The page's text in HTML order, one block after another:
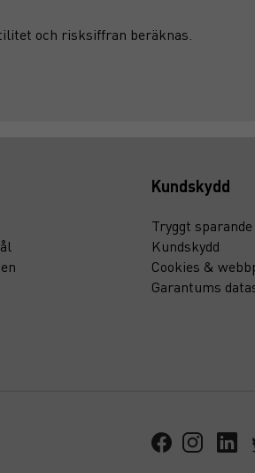
och risksiffran beräknas.
Kundskydd
Tryggt sparande
Kundskydd
Cookies &
Garantums